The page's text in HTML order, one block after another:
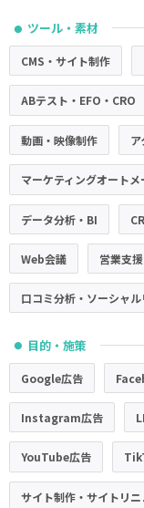
● ツール・素材
CMS・サイト制作
ABテスト・EFO・CRO
動画・映像制作
マーケティングオートメ
データ分析・BI
Web会議 営業支援
口コミ分析・ソーシャ
● 目的・施策
Google広告
Instagram広告
YouTube広告
サイト制作・サイトリ